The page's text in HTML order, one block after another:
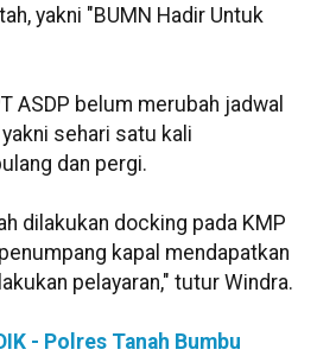
yakni "BUMN Hadir Untuk
ASDP belum merubah jadwal
sehari satu kali
dan pergi.
dilakukan docking pada KMP
kapal mendapatkan
pelayaran," tutur Windra.
- Polres Tanah Bumbu